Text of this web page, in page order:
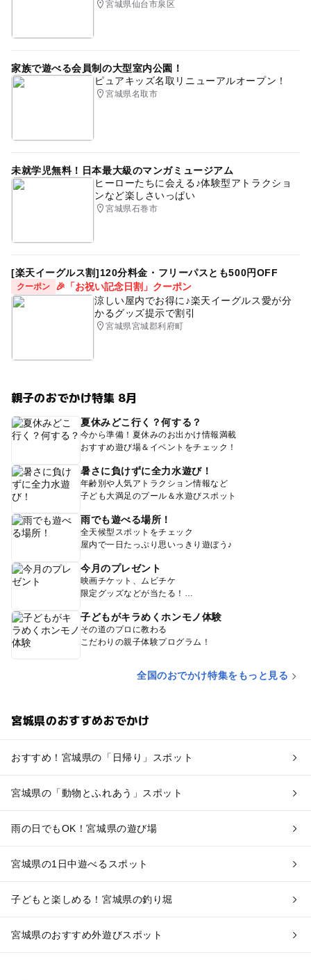
宮城県仙台市泉区
家族で遊べる会員制の大型室内公園！
ピュアキッズ名取リニューアルオープン！
宮城県名取市
未就学児無料！日本最大級のマンガミュージアム
ヒーローたちに会える♪体験型アトラクショ
ンなど楽しさいっぱい
宮城県石巻市
[楽天イーグルス割]120分料金・フリーパスとも500円OFF
クーポン
🎉「お祝い記念日割」クーポン
涼しい屋内でお得に♪楽天イーグルス愛が分
かるグッズ提示で割引
宮城県宮城郡利府町
親子のおでかけ特集 8月
夏休みどこ行く？何する？
今から準備！夏休みのお出かけ情報満載
おすすめ遊び場＆イベントをチェック！
暑さに負けずに全力水遊び！
年齢別や人気アトラクション情報など
子ども大満足のプール＆水遊びスポット
雨でも遊べる場所！
全天候型スポットをチェック
屋内で一日たっぷり思いっきり遊ぼう♪
今月のプレゼント
映画チケット、ムビチケ
限定グッズなどが当たる！
子どもがキラめくホンモノ体験
その道のプロに教わる
こだわりの親子体験プログラム！
全国のおでかけ特集をもっと見る
宮城県のおすすめおでかけ
おすすめ！宮城県の「日帰り」スポット
宮城県の「動物とふれあう」スポット
雨の日でもOK！宮城県の遊び場
宮城県の1日中遊べるスポット
子どもと楽しめる！宮城県の釣り堀
宮城県のおすすめ外遊びスポット